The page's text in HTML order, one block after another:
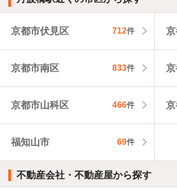
京都市伏見区 712件
京都市南区 833件
京都市山科区 466件
福知山市 69件
不動産会社・不動産屋から探す